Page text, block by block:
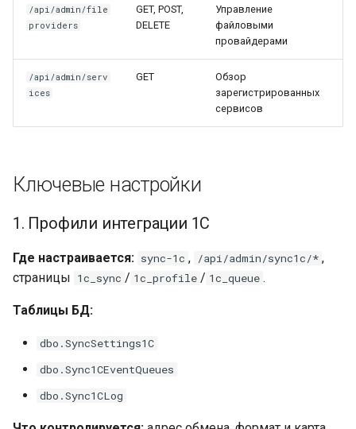
/api/admin/file
providers
GET, POST,
DELETE
Управление
файловыми
провайдерами
/api/admin/serv
ices
GET
Обзор
зарегистрированных
сервисов
Ключевые настройки
1. Профили интеграции 1С
Где настраивается: sync-1c , /api/admin/sync1c/* ,
страницы 1c_sync / 1c_profile / 1c_queue .
Таблицы БД:
dbo.SyncSettings1C
dbo.Sync1CEventQueues
dbo.Sync1CLog